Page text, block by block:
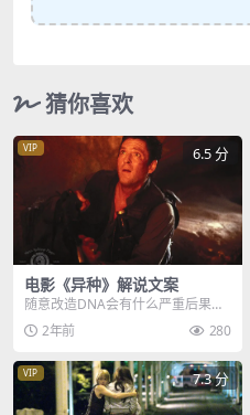
猜你喜欢
VIP 6.5 分
电影《异种》解说文案
随意改造DNA会有什么严重后果，
来看看这部美女化身外星生物，疯
狂繁殖的美国科幻恐...
2年前 280
VIP 7.3 分